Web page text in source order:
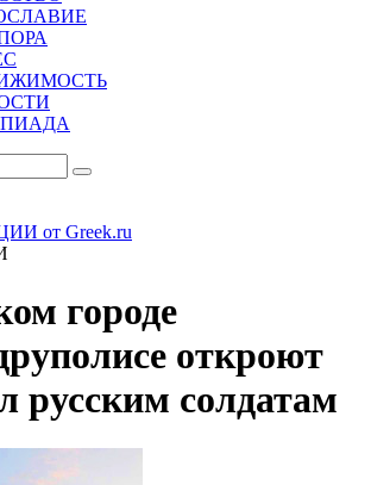
от Greek.ru
городе
откроют
русским солдатам